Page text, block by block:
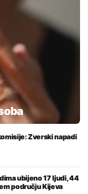
Zverski napadi
ubijeno 17 ljudi, 44
području Kijeva